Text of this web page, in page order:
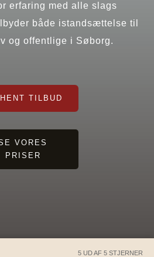
erfaring med alle slags
både istandsættelse til
og offentlige i Søborg.
TILBUD
VORES
PRISER
5 UD AF 5 STJERNER